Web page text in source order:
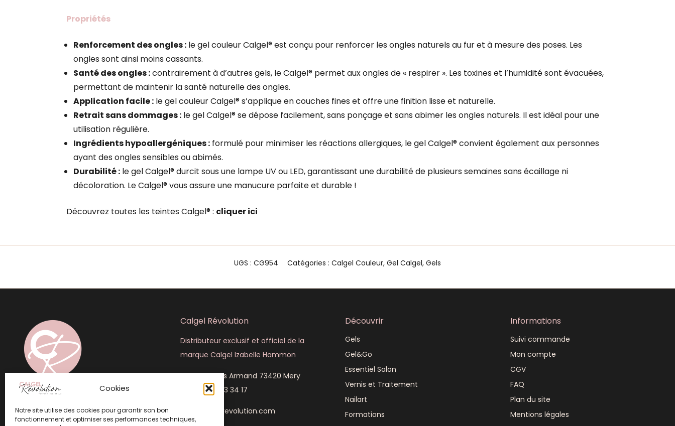
Cookies
Notre site utilise des cookies pour garantir son bon
fonctionnement et optimiser ses performances techniques,
Propriétés
Renforcement des ongles : le gel couleur Calgel® est conçu pour renforcer les ongles naturels au fur et à mesure des poses. Les
ongles sont ainsi moins cassants.
Santé des ongles :contrairement à d’autres gels, le Calgel® permet aux ongles de « respirer ». Les toxines et l’humidité sont évacuées,
permettant de maintenir la santé naturelle des ongles.
Application facile : le gel couleur Calgel® s’applique en couches fines et offre une finition lisse et naturelle.
Retrait sans dommages : le gel Calgel® se dépose facilement, sans ponçage et sans abimer les ongles naturels. Il est idéal pour une
utilisation régulière.
Ingrédients hypoallergéniques : formulé pour minimiser les réactions allergiques, le gel Calgel® convient également aux personnes
ayant des ongles sensibles ou abimés.
Durabilité : le gel Calgel® durcit sous une lampe UV ou LED, garantissant une durabilité de plusieurs semaines sans écaillage ni
décoloration. Le Calgel® vous assure une manucure parfaite et durable !
Découvrez toutes les teintes Calgel® : cliquer ici
UGS : CG954 Catégories : Calgel Couleur, Gel Calgel, Gels
Calgel Révolution
Distributeur exclusif et officiel de la
marque Calgel Izabelle Hammon
445 rue Louis Armand 73420 Mery
+33 (6) 50 43 34 17
info@calgelrevolution.com
Découvrir
Gels
Gel&Go
Essentiel Salon
Vernis et Traitement
Nailart
Formations
Informations
Suivi commande
Mon compte
CGV
FAQ
Plan du site
Mentions légales